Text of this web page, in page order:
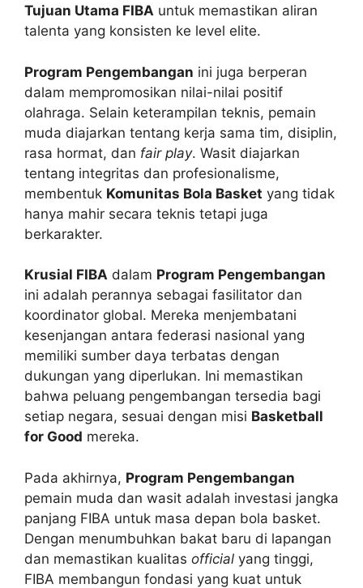
Tujuan Utama FIBA untuk memastikan aliran
talenta yang konsisten ke level elite.
Program Pengembangan ini juga berperan
dalam mempromosikan nilai-nilai positif
olahraga. Selain keterampilan teknis, pemain
muda diajarkan tentang kerja sama tim, disiplin,
rasa hormat, dan fair play. Wasit diajarkan
tentang integritas dan profesionalisme,
membentuk Komunitas Bola Basket yang tidak
hanya mahir secara teknis tetapi juga
berkarakter.
Krusial FIBA dalam Program Pengembangan
ini adalah perannya sebagai fasilitator dan
koordinator global. Mereka menjembatani
kesenjangan antara federasi nasional yang
memiliki sumber daya terbatas dengan
dukungan yang diperlukan. Ini memastikan
bahwa peluang pengembangan tersedia bagi
setiap negara, sesuai dengan misi Basketball
for Good mereka.
Pada akhirnya, Program Pengembangan
pemain muda dan wasit adalah investasi jangka
panjang FIBA untuk masa depan bola basket.
Dengan menumbuhkan bakat baru di lapangan
dan memastikan kualitas official yang tinggi,
FIBA membangun fondasi yang kuat untuk